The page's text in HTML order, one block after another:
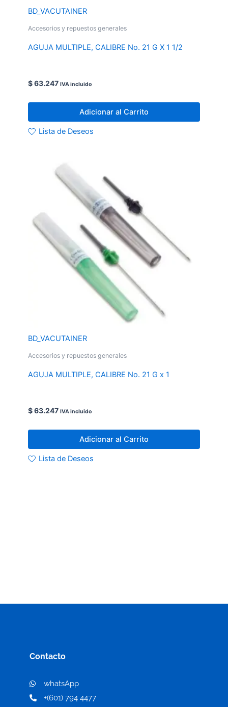
BD_VACUTAINER
Accesorios y repuestos generales
AGUJA MULTIPLE, CALIBRE No. 21 G X 1 1/2
$63.247 IVA incluido
Adicionar al Carrito
Lista de Deseos
BD_VACUTAINER
Accesorios y repuestos generales
AGUJA MULTIPLE, CALIBRE No. 21 G x 1
$63.247 IVA incluido
Adicionar al Carrito
Lista de Deseos
Contacto
whatsApp
+(601) 794 4477